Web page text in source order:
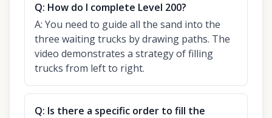
Q: How do I complete Level 200?
A: You need to guide all the sand into the
three waiting trucks by drawing paths. The
video demonstrates a strategy of filling
trucks from left to right.
Q: Is there a specific order to fill the